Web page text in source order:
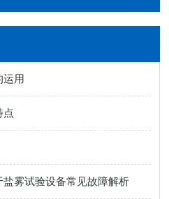
运用
点
盐雾试验设备常见故障解析